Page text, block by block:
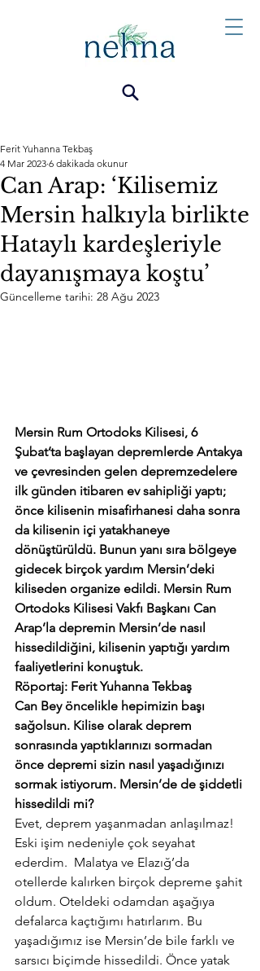
Can Arap: ‘Kilisemiz
Mersin halkıyla birlikte
Hataylı kardeşleriyle
dayanışmaya koştu’
Ferit Yuhanna Tekbaş
4 Mar 2023 6 dakikada okunur
Güncelleme tarihi: 28 Ağu 2023
Mersin Rum Ortodoks Kilisesi, 6
Şubat’ta başlayan depremlerde Antakya
ve çevresinden gelen depremzedelere
ilk günden itibaren ev sahipliği yaptı;
önce kilisenin misafirhanesi daha sonra
da kilisenin içi yatakhaneye
dönüştürüldü. Bunun yanı sıra bölgeye
gidecek birçok yardım Mersin’deki
kiliseden organize edildi. Mersin Rum
Ortodoks Kilisesi Vakfı Başkanı Can
Arap’la depremin Mersin’de nasıl
hissedildiğini, kilisenin yaptığı yardım
faaliyetlerini konuştuk.
Röportaj: Ferit Yuhanna Tekbaş
Can Bey öncelikle hepimizin başı
sağolsun. Kilise olarak deprem
sonrasında yaptıklarınızı sormadan
önce depremi sizin nasıl yaşadığınızı
sormak istiyorum. Mersin’de de şiddetli
hissedildi mi?
Evet, deprem yaşanmadan anlaşılmaz!
Eski işim nedeniyle çok seyahat
ederdim.  Malatya ve Elazığ’da
otellerde kalırken birçok depreme şahit
oldum. Oteldeki odamdan aşağıya
defalarca kaçtığımı hatırlarım. Bu
yaşadığımız ise Mersin’de bile farklı ve
sarsıcı biçimde hissedildi. Önce yatak